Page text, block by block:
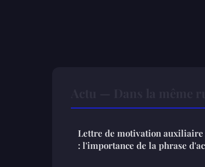
Lettre de motivation
: l'importance de la phrase